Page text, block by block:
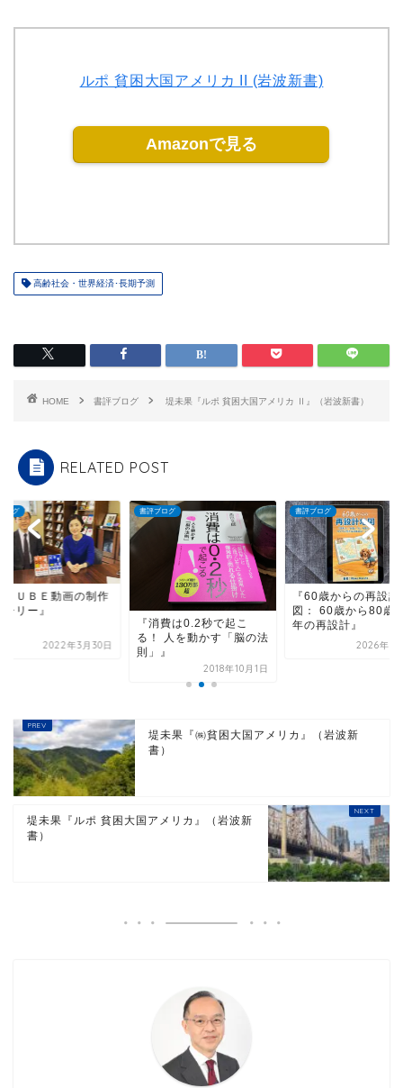
ルポ 貧困大国アメリカ II (岩波新書)
Amazonで見る
高齢社会・世界経済･長期予測
HOME 書評ブログ 堤未果『ルポ 貧困大国アメリカ Ⅱ』（岩波新書）
RELATED POST
ログ
ＴＵＢＥ動画の制作
リー』
2022年3月30日
書評ブログ
『消費は0.2秒で起こ
る！ 人を動かす「脳の法
則」』
2018年10月1日
書評ブログ
『60歳からの再設計
図： 60歳から80歳
年の再設計』
2026年6
堤未果『㈱貧困大国アメリカ』（岩波新
書）
堤未果『ルポ 貧困大国アメリカ』（岩波新
書）